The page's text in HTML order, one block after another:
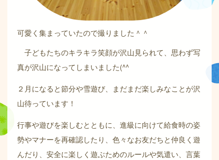
可愛く集まっていたので撮りました＾＾
子どもたちのキラキラ笑顔が沢山見られて、思わず写
真が沢山になってしまいました(^^ゞ
２月になると節分や雪遊び、まだまだ楽しみなことが沢
山待っています！
行事や遊びを楽しむとともに、進級に向けて給食時の姿
勢やマナーを再確認したり、色々なお友だちと仲良く遊
んだり、安全に楽しく遊ぶためのルールや気遣い、言葉